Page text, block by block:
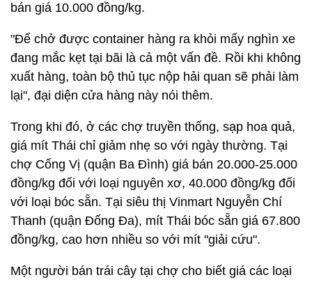
bán giá 10.000 đồng/kg.
"Để chở được container hàng ra khỏi mấy nghìn xe
đang mắc kẹt tại bãi là cả một vấn đề. Rồi khi không
xuất hàng, toàn bộ thủ tục nộp hải quan sẽ phải làm
lại", đại diện cửa hàng này nói thêm.
Trong khi đó, ở các chợ truyền thống, sạp hoa quả,
giá mít Thái chỉ giảm nhẹ so với ngày thường. Tại
chợ Cống Vị (quận Ba Đình) giá bán 20.000-25.000
đồng/kg đối với loại nguyên xơ, 40.000 đồng/kg đối
với loại bóc sẵn. Tại siêu thị Vinmart Nguyễn Chí
Thanh (quận Đống Đa), mít Thái bóc sẵn giá 67.800
đồng/kg, cao hơn nhiều so với mít "giải cứu".
Một người bán trái cây tại chợ cho biết giá các loại